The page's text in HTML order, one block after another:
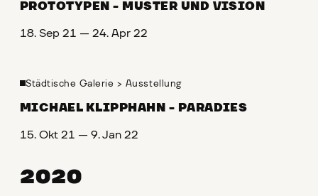
PROTOTYPEN - MUSTER UND VISION
18. Sep 21 — 24. Apr 22
Städtische Galerie > Ausstellung
MICHAEL KLIPPHAHN - PARADIES
15. Okt 21 — 9. Jan 22
2020